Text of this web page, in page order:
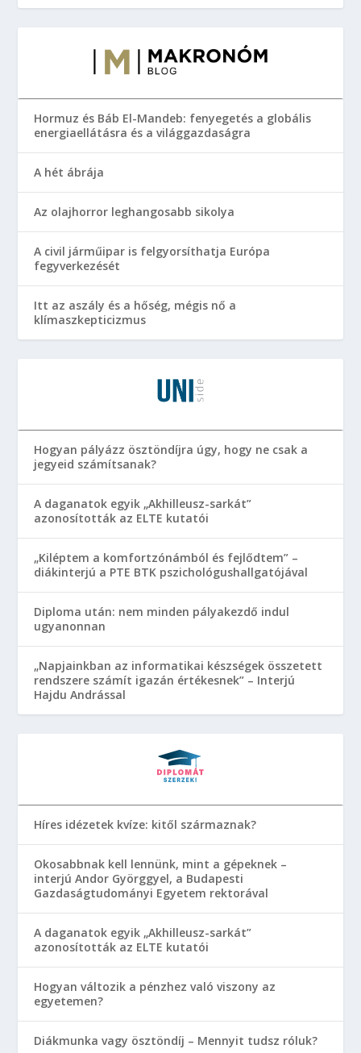
Hormuz és Báb El-Mandeb: fenyegetés a globális
energiaellátásra és a világgazdaságra
A hét ábrája
Az olajhorror leghangosabb sikolya
A civil járműipar is felgyorsíthatja Európa
fegyverkezését
Itt az aszály és a hőség, mégis nő a
klímaszkepticizmus
Hogyan pályázz ösztöndíjra úgy, hogy ne csak a
jegyeid számítsanak?
A daganatok egyik „Akhilleusz-sarkát”
azonosították az ELTE kutatói
„Kiléptem a komfortzónámból és fejlődtem” –
diákinterjú a PTE BTK pszichológushallgatójával
Diploma után: nem minden pályakezdő indul
ugyanonnan
„Napjainkban az informatikai készségek összetett
rendszere számít igazán értékesnek” – Interjú
Hajdu Andrással
Híres idézetek kvíze: kitől származnak?
Okosabbnak kell lennünk, mint a gépeknek –
interjú Andor Györggyel, a Budapesti
Gazdaságtudományi Egyetem rektorával
A daganatok egyik „Akhilleusz-sarkát”
azonosították az ELTE kutatói
Hogyan változik a pénzhez való viszony az
egyetemen?
Diákmunka vagy ösztöndíj – Mennyit tudsz róluk?